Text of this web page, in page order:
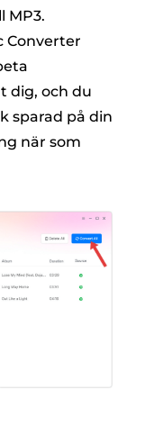
MP3.
Converter
dig, och du
sparad på din
när som